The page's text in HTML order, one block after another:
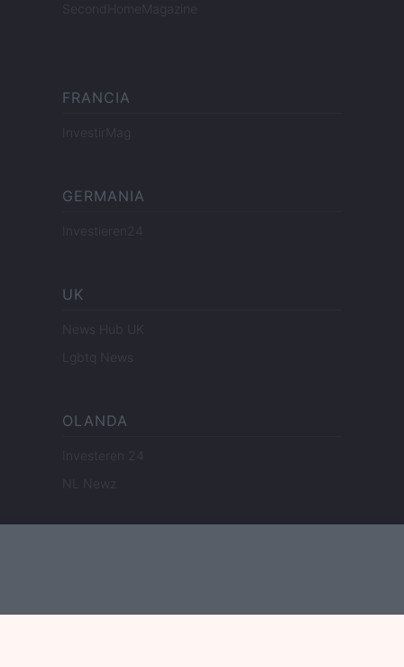
SecondHomeMagazine
FRANCIA
InvestirMag
GERMANIA
Investieren24
UK
News Hub UK
Lgbtq News
OLANDA
Investeren 24
NL Newz